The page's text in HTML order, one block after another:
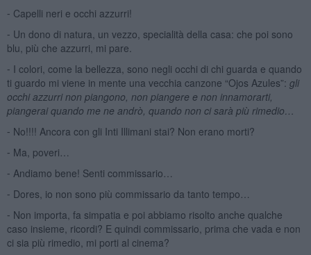
⁃ Capelli neri e occhi azzurri!
⁃ Un dono di natura, un vezzo, specialità della casa: che poi sono
blu, più che azzurri, mi pare.
⁃ I colori, come la bellezza, sono negli occhi di chi guarda e quando
ti guardo mi viene in mente una vecchia canzone “Ojos Azules”: gli
occhi azzurri non piangono, non piangere e non innamorarti,
piangerai quando me ne andrò, quando non ci sarà più rimedio…
⁃ No!!!! Ancora con gli Inti Illimani stai? Non erano morti?
⁃ Ma, poveri…
⁃ Andiamo bene! Senti commissario…
⁃ Dores, io non sono più commissario da tanto tempo…
⁃ Non importa, fa simpatia e poi abbiamo risolto anche qualche
caso insieme, ricordi? E quindi commissario, prima che vada e non
ci sia più rimedio, mi porti al cinema?